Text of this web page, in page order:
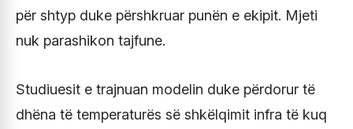
për shtyp duke përshkruar punën e ekipit. Mjeti
nuk parashikon tajfune.
Studiuesit e trajnuan modelin duke përdorur të
dhëna të temperaturës së shkëlqimit infra të kuq